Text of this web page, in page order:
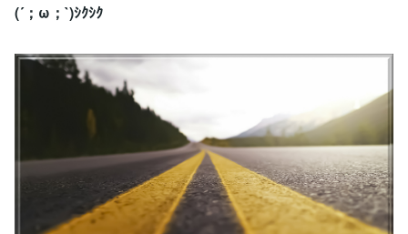
(´；ω；`)ｼｸｼｸ